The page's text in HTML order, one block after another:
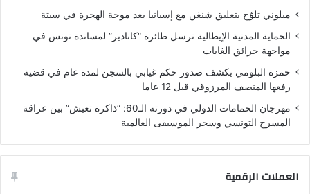
ميلوني تلوّح بتعليق شنغن مع إسبانيا بعد موجة الهجرة في سبتة
الحماية المدنية الإيطالية ترسل طائرة “كانادير” لمساندة تونس في
مواجهة حرائق الغابات
حمزة البلومي يكشف صدور حكم غيابي بالسجن لمدة عام في قضية
رفعها المنصف المرزوقي قبل 12 عاما
مهرجان الحمامات الدولي في دورته الـ60: “ذاكرة تعيش” بين عراقة
المسرح التونسي وسحر الموسيقى العالمية
العملات الرقمية